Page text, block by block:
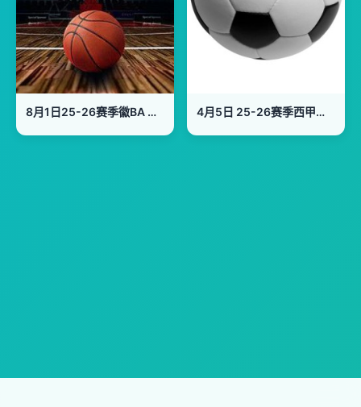
8月1日25-26赛季徽BA 宣城VS黄山 4月5日 25-26赛季西甲第30轮 瓦伦西亚VS塞尔塔